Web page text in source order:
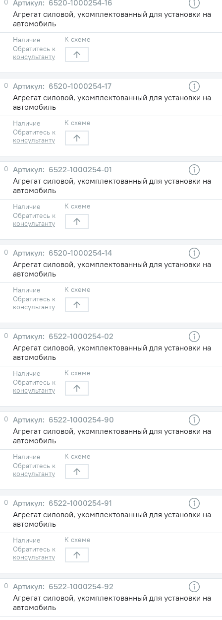
0
6520-1000254-16
Агрегат силовой, укомплектованный для установки на
автомобиль
Наличие
Обратитесь к
консультанту
К схеме
0
6520-1000254-17
Агрегат силовой, укомплектованный для установки на
автомобиль
Наличие
Обратитесь к
консультанту
К схеме
0
6522-1000254-01
Агрегат силовой, укомплектованный для установки на
автомобиль
Наличие
Обратитесь к
консультанту
К схеме
0
6520-1000254-14
Агрегат силовой, укомплектованный для установки на
автомобиль
Наличие
Обратитесь к
консультанту
К схеме
0
6522-1000254-02
Агрегат силовой, укомплектованный для установки на
автомобиль
Наличие
Обратитесь к
консультанту
К схеме
0
6522-1000254-90
Агрегат силовой, укомплектованный для установки на
автомобиль
Наличие
Обратитесь к
консультанту
К схеме
0
6522-1000254-91
Агрегат силовой, укомплектованный для установки на
автомобиль
Наличие
Обратитесь к
консультанту
К схеме
0
6522-1000254-92
Агрегат силовой, укомплектованный для установки на
автомобиль